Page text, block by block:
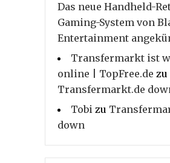
Das neue Handheld-
Gaming-System von
Entertainment
Transfermarkt ist
online | TopFree.de zu
Transfermarkt.de
Tobi zu
down